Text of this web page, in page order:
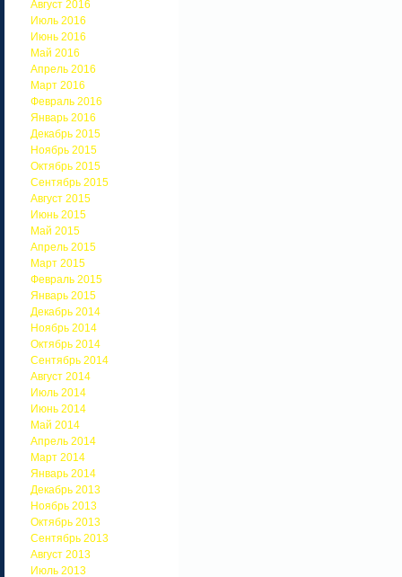
Август 2016
Июль 2016
Июнь 2016
Май 2016
Апрель 2016
Март 2016
Февраль 2016
Январь 2016
Декабрь 2015
Ноябрь 2015
Октябрь 2015
Сентябрь 2015
Август 2015
Июнь 2015
Май 2015
Апрель 2015
Март 2015
Февраль 2015
Январь 2015
Декабрь 2014
Ноябрь 2014
Октябрь 2014
Сентябрь 2014
Август 2014
Июль 2014
Июнь 2014
Май 2014
Апрель 2014
Март 2014
Январь 2014
Декабрь 2013
Ноябрь 2013
Октябрь 2013
Сентябрь 2013
Август 2013
Июль 2013